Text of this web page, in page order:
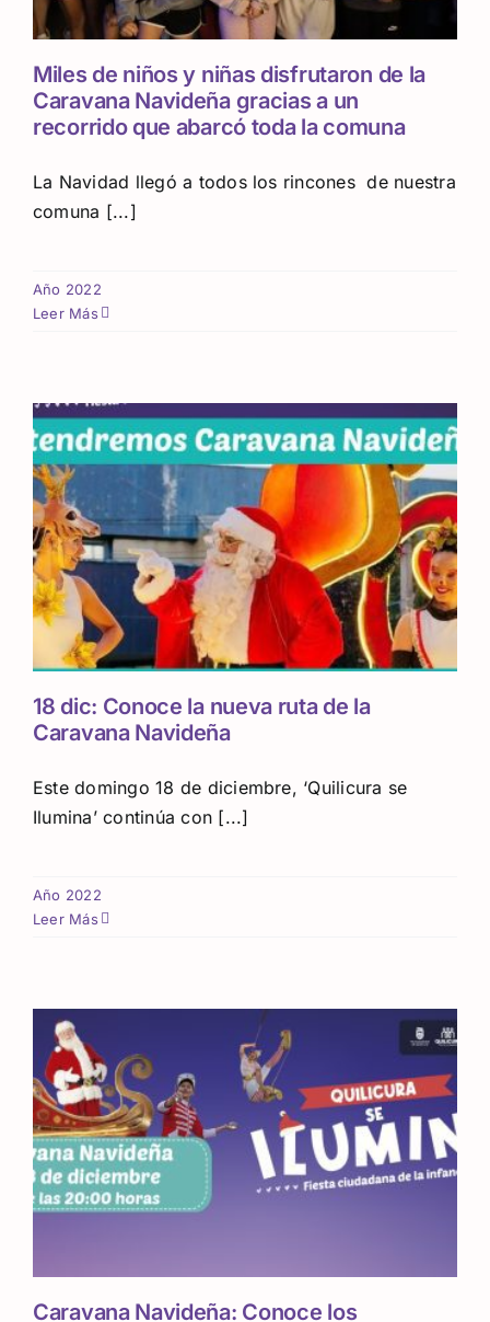
Miles de niños y niñas disfrutaron de la
Caravana Navideña gracias a un
recorrido que abarcó toda la comuna
La Navidad llegó a todos los rincones de nuestra
comuna [...]
Año 2022
Leer Más
18 dic: Conoce la nueva ruta de la
Caravana Navideña
Este domingo 18 de diciembre, ‘Quilicura se
Ilumina’ continúa con [...]
Año 2022
Leer Más
Caravana Navideña: Conoce los